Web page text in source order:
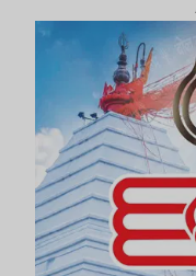
संकल्प लिया गया.